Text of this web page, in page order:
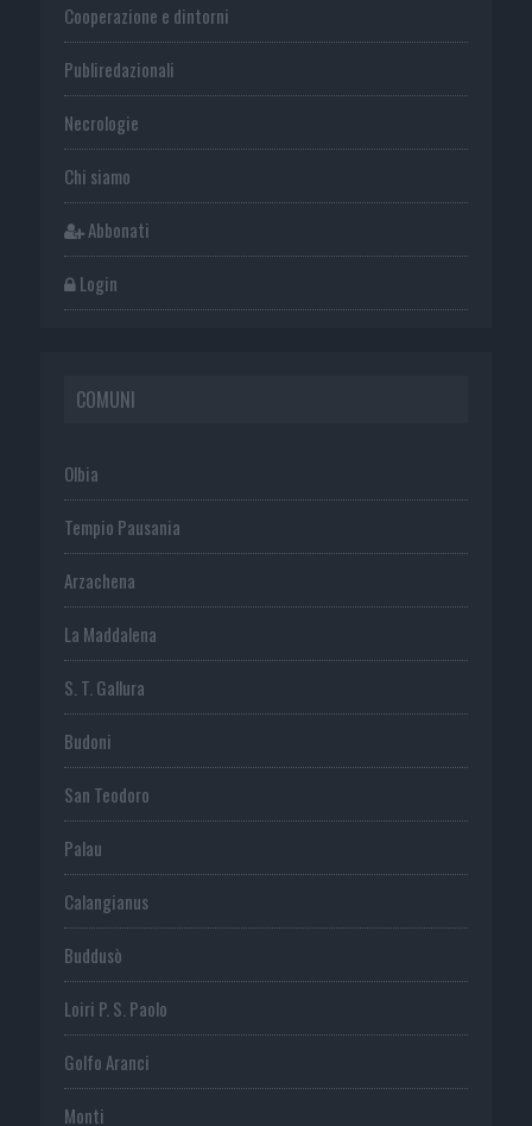
Cooperazione e dintorni
Publiredazionali
Necrologie
Chi siamo
Abbonati
Login
COMUNI
Olbia
Tempio Pausania
Arzachena
La Maddalena
S. T. Gallura
Budoni
San Teodoro
Palau
Calangianus
Buddusò
Loiri P. S. Paolo
Golfo Aranci
Monti